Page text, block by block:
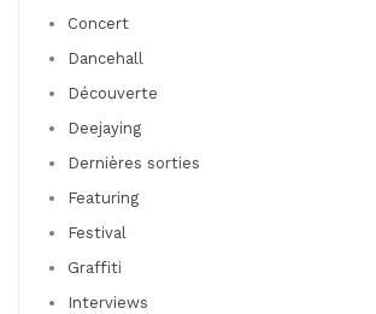
Concert
Dancehall
Découverte
Deejaying
Dernières sorties
Featuring
Festival
Graffiti
Interviews